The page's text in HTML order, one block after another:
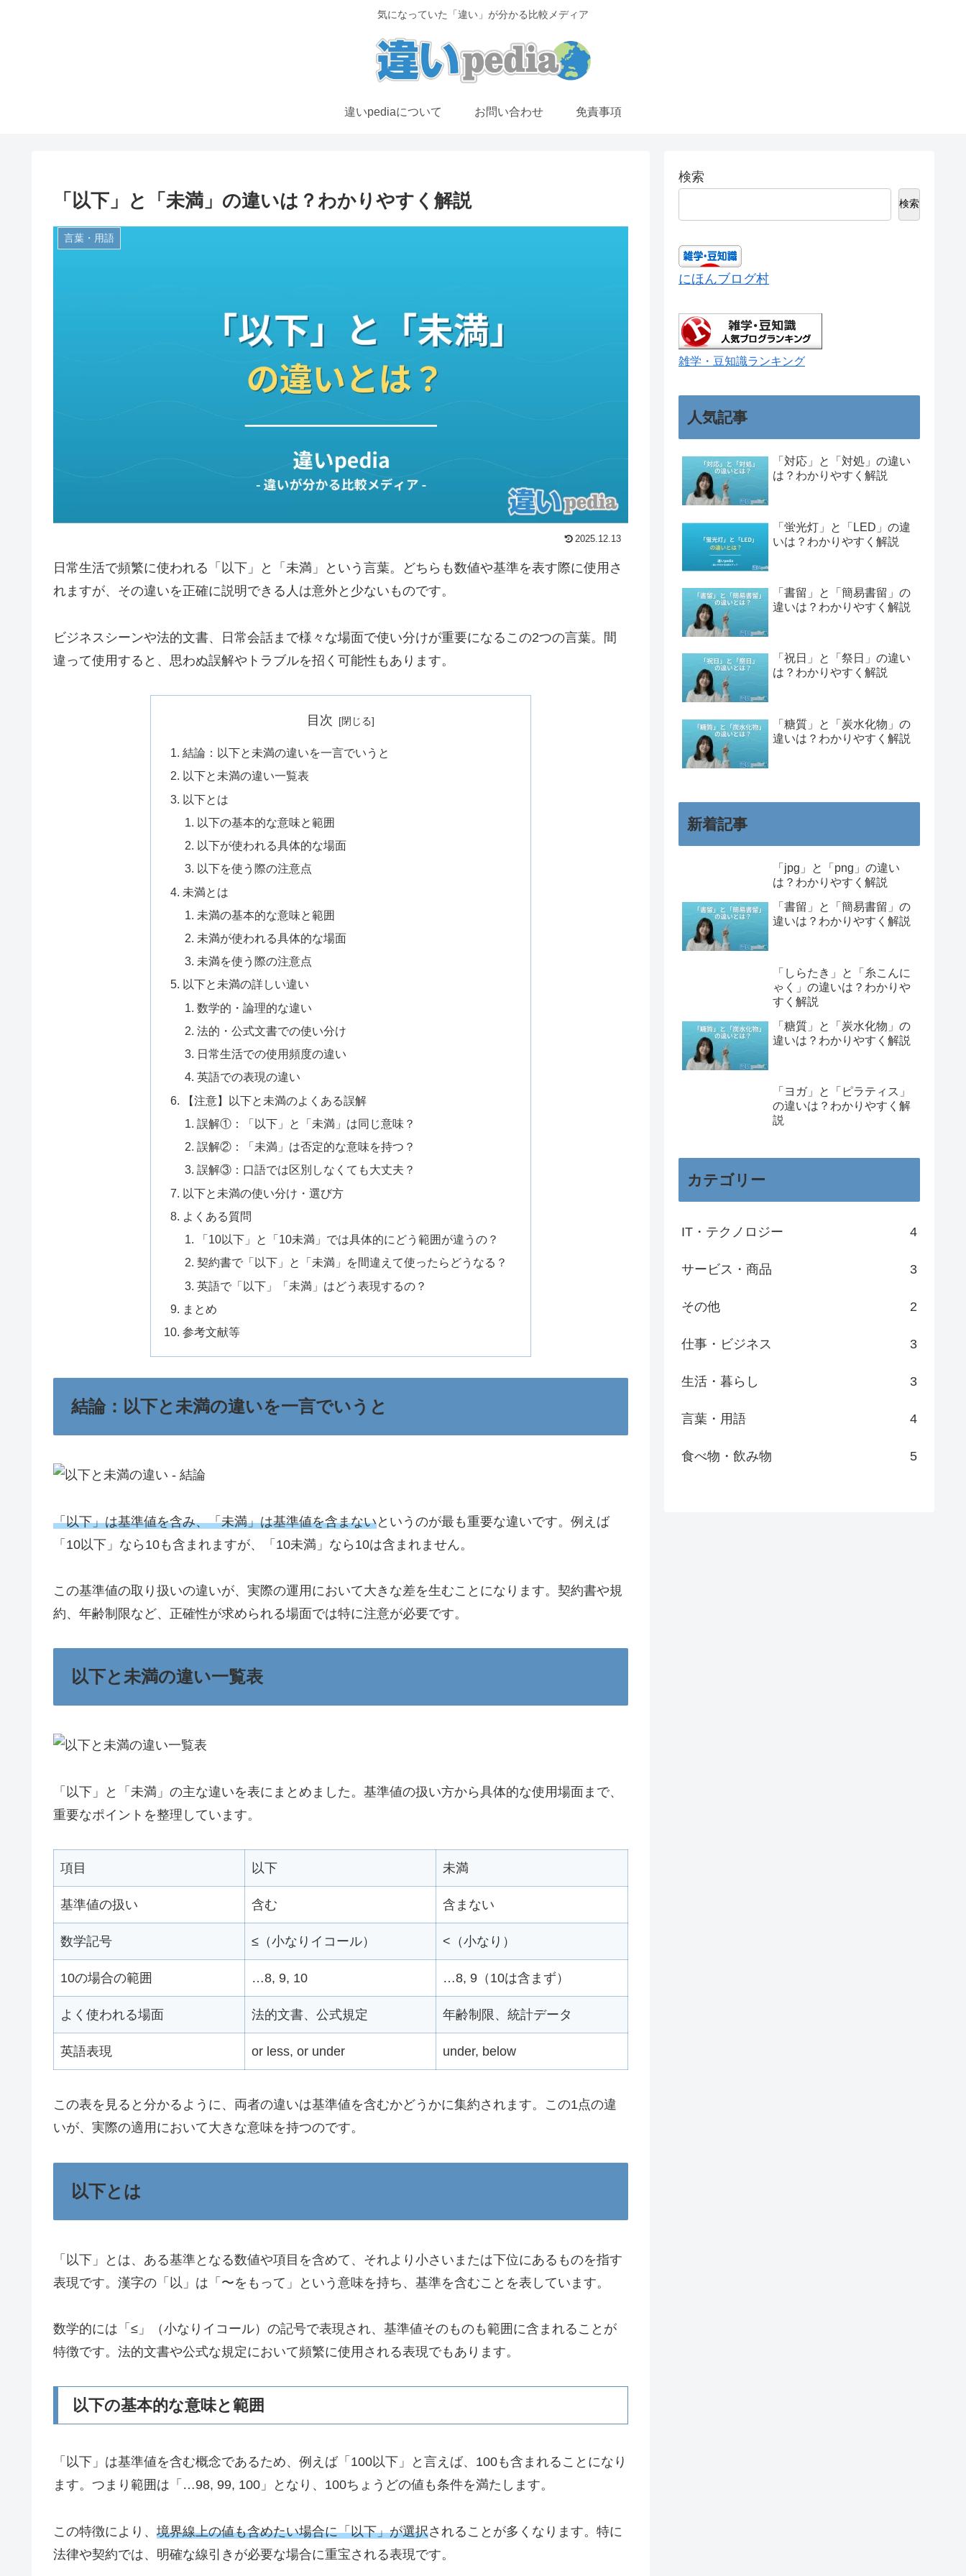
気になっていた「違い」が分かる比較メディア
違いpediaについて お問い合わせ 免責事項
「以下」と「未満」の違いは？わかりやすく解説
言葉・用語
2025.12.13
日常生活で頻繁に使われる「以下」と「未満」という言葉。どちらも数値や基準を表す際に使用さ
れますが、その違いを正確に説明できる人は意外と少ないものです。
ビジネスシーンや法的文書、日常会話まで様々な場面で使い分けが重要になるこの2つの言葉。間
違って使用すると、思わぬ誤解やトラブルを招く可能性もあります。
目次
結論：以下と未満の違いを一言でいうと
以下と未満の違い一覧表
以下とは
以下の基本的な意味と範囲
以下が使われる具体的な場面
以下を使う際の注意点
未満とは
未満の基本的な意味と範囲
未満が使われる具体的な場面
未満を使う際の注意点
以下と未満の詳しい違い
数学的・論理的な違い
法的・公式文書での使い分け
日常生活での使用頻度の違い
英語での表現の違い
【注意】以下と未満のよくある誤解
誤解①：「以下」と「未満」は同じ意味？
誤解②：「未満」は否定的な意味を持つ？
誤解③：口語では区別しなくても大丈夫？
以下と未満の使い分け・選び方
よくある質問
「10以下」と「10未満」では具体的にどう範囲が違うの？
契約書で「以下」と「未満」を間違えて使ったらどうなる？
英語で「以下」「未満」はどう表現するの？
まとめ
参考文献等
結論：以下と未満の違いを一言でいうと
「以下」は基準値を含み、「未満」は基準値を含まないというのが最も重要な違いです。例えば
「10以下」なら10も含まれますが、「10未満」なら10は含まれません。
この基準値の取り扱いの違いが、実際の運用において大きな差を生むことになります。契約書や規
約、年齢制限など、正確性が求められる場面では特に注意が必要です。
以下と未満の違い一覧表
「以下」と「未満」の主な違いを表にまとめました。基準値の扱い方から具体的な使用場面まで、
重要なポイントを整理しています。
項目 以下 未満
基準値の扱い 含む 含まない
数学記号 ≤（小なりイコール） <（小なり）
10の場合の範囲 …8, 9, 10 …8, 9（10は含まず）
よく使われる場面 法的文書、公式規定 年齢制限、統計データ
英語表現 or less, or under under, below
この表を見ると分かるように、両者の違いは基準値を含むかどうかに集約されます。この1点の違
いが、実際の適用において大きな意味を持つのです。
以下とは
「以下」とは、ある基準となる数値や項目を含めて、それより小さいまたは下位にあるものを指す
表現です。漢字の「以」は「〜をもって」という意味を持ち、基準を含むことを表しています。
数学的には「≤」（小なりイコール）の記号で表現され、基準値そのものも範囲に含まれることが
特徴です。法的文書や公式な規定において頻繁に使用される表現でもあります。
以下の基本的な意味と範囲
「以下」は基準値を含む概念であるため、例えば「100以下」と言えば、100も含まれることになり
ます。つまり範囲は「…98, 99, 100」となり、100ちょうどの値も条件を満たします。
この特徴により、 境界線上の値も含めたい場合に「以下」が選択されることが多くなります。特に
法律や契約では、明確な線引きが必要な場合に重宝される表現です。
検索
検索
にほんブログ村
雑学・豆知識ランキング
人気記事
「対応」と「対処」の違い
は？わかりやすく解説
「蛍光灯」と「LED」の違
いは？わかりやすく解説
「書留」と「簡易書留」の
違いは？わかりやすく解説
「祝日」と「祭日」の違い
は？わかりやすく解説
「糖質」と「炭水化物」の
違いは？わかりやすく解説
新着記事
「jpg」と「png」の違い
は？わかりやすく解説
「書留」と「簡易書留」の
違いは？わかりやすく解説
「しらたき」と「糸こんに
ゃく」の違いは？わかりや
すく解説
「糖質」と「炭水化物」の
違いは？わかりやすく解説
「ヨガ」と「ピラティス」
の違いは？わかりやすく解
説
カテゴリー
IT・テクノロジー 4
サービス・商品 3
その他 2
仕事・ビジネス 3
生活・暮らし 3
言葉・用語 4
食べ物・飲み物 5